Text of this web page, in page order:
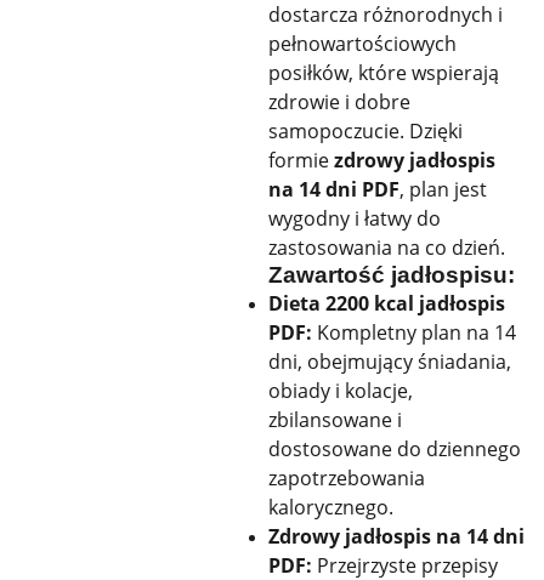
dostarcza różnorodnych i
pełnowartościowych
posiłków, które wspierają
zdrowie i dobre
samopoczucie. Dzięki
formiezdrowy jadłospis
na 14 dni PDF, plan jest
wygodny i łatwy do
zastosowania na co dzień.
Zawartość jadłospisu:
Dieta 2200 kcal jadłospis
PDF: Kompletny plan na 14
dni, obejmujący śniadania,
obiady i kolacje,
zbilansowane i
dostosowane do dziennego
zapotrzebowania
kalorycznego.
Zdrowy jadłospis na 14 dni
PDF: Przejrzyste przepisy